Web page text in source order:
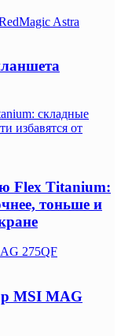
Astra
складные
избавятся от
Flex Titanium:
тоньше и
275QF
MSI MAG